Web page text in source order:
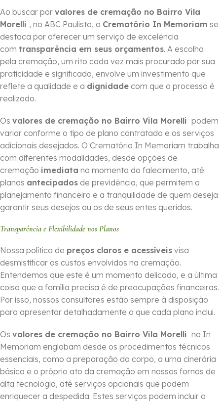
Ao buscar por valores de cremação no Bairro Vila
Morelli , no ABC Paulista, o Crematório In Memoriam se
destaca por oferecer um serviço de excelência
com transparência em seus orçamentos. A escolha
pela cremação, um rito cada vez mais procurado por sua
praticidade e significado, envolve um investimento que
reflete a qualidade e a dignidade com que o processo é
realizado.
Os valores de cremação no Bairro Vila Morelli podem
variar conforme o tipo de plano contratado e os serviços
adicionais desejados. O Crematório In Memoriam trabalha
com diferentes modalidades, desde opções de
cremação imediata no momento do falecimento, até
planos antecipados de previdência, que permitem o
planejamento financeiro e a tranquilidade de quem deseja
garantir seus desejos ou os de seus entes queridos.
Transparência e Flexibilidade nos Planos
Nossa política de preços claros e acessíveis visa
desmistificar os custos envolvidos na cremação.
Entendemos que este é um momento delicado, e a última
coisa que a família precisa é de preocupações financeiras.
Por isso, nossos consultores estão sempre à disposição
para apresentar detalhadamente o que cada plano inclui.
Os valores de cremação no Bairro Vila Morelli no In
Memoriam englobam desde os procedimentos técnicos
essenciais, como a preparação do corpo, a urna cinerária
básica e o próprio ato da cremação em nossos fornos de
alta tecnologia, até serviços opcionais que podem
enriquecer a despedida. Estes serviços podem incluir a